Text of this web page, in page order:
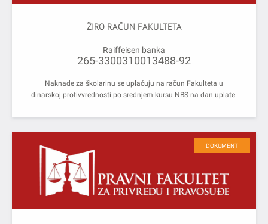
ŽIRO RAČUN FAKULTETA
Raiffeisen banka
265-3300310013488-92
Naknade za školarinu se uplaćuju na račun Fakulteta u
dinarskoj protivvrednosti po srednjem kursu NBS na dan uplate.
DOKUMENT